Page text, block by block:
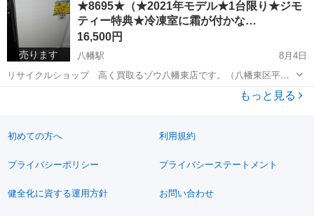
定で、現品限りです。） ハイアール 2ドア冷蔵庫173L 入荷しまし
た。 色：ホ...
売ります
★8695★（★2021年モデル★1台限り★ジモ
ティー特典★冷凍室に霜が付かな…
16,500円
八幡駅
8月4日
リサイクルショップ 高く買取るゾウ八幡東店です。（八幡東区平野
にあるゾウさんの看板のお店です） （※こちらの商品は、引き取り限
もっと見る
初めての方へ 利用規約
プライバシーポリシー プライバシーステートメント
健全化に資する運用方針 お問い合わせ